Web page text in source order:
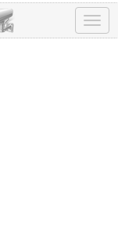
Menu